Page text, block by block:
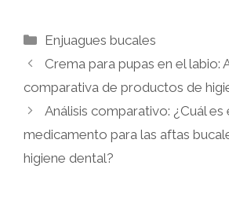
Categorías
Enjuagues bucales
Crema para pupas en el labio:
comparativa de productos de
Análisis comparativo: ¿Cuál
medicamento para las aftas
higiene dental?